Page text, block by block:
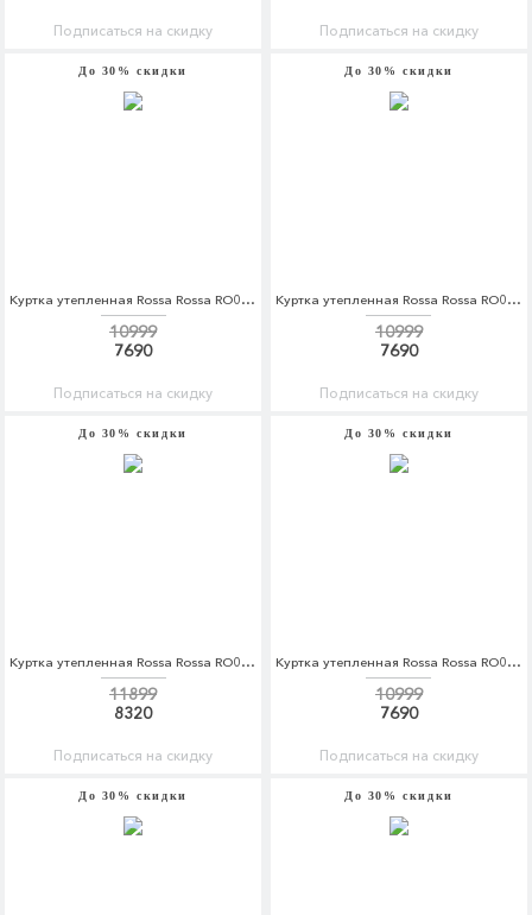
Подписаться на скидку Подписаться на скидку
До 30% скидки
Куртка утепленная Rossa Rossa RO045EWDKBY2
10999
7690
Подписаться на скидку
До 30% скидки
Куртка утепленная Rossa Rossa RO045EWDKBY4
10999
7690
Подписаться на скидку
До 30% скидки
Куртка утепленная Rossa Rossa RO045EWDKBY5
11899
8320
Подписаться на скидку
До 30% скидки
Куртка утепленная Rossa Rossa RO045EWDKBV6
10999
7690
Подписаться на скидку
До 30% скидки До 30% скидки